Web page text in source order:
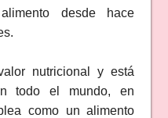
desde hace
nutricional y está
todo el mundo, en
como un alimento